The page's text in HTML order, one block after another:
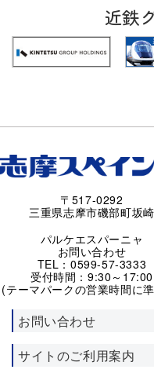
近鉄
〒517-0292
三重県志摩市磯部町坂崎
パルケエスパーニャ
お問い合わせ
TEL：0599-57-3333
受付時間：9:30～17:00
(テーマパークの営業時間に
お問い合わせ
サイトのご利用案内